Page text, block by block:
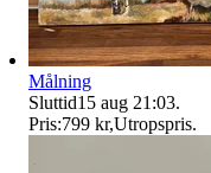
Målning
Sluttid15 aug 21:03.
Pris:799 kr,Utropspris.